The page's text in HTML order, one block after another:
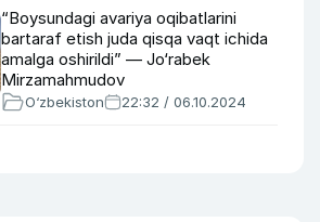
“Boysundagi avariya oqibatlarini
bartaraf etish juda qisqa vaqt ichida
amalga oshirildi” — Jo‘rabek
Mirzamahmudov
O‘zbekiston 22:32 / 06.10.2024